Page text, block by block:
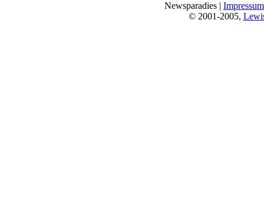
Newsparadies | Impressum
© 2001-2005,